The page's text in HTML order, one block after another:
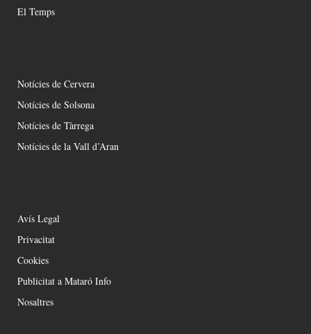
El Temps
Notícies de Cervera
Notícies de Solsona
Notícies de Tàrrega
Notícies de la Vall d’Aran
Avís Legal
Privacitat
Cookies
Publicitat a Mataró Info
Nosaltres